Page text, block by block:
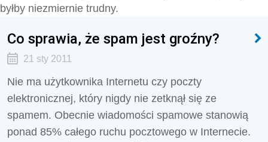
byłby niezmiernie trudny.
Co sprawia, że spam jest groźny?
21 sty 2011
Nie ma użytkownika Internetu czy poczty
elektronicznej, który nigdy nie zetknął się ze
spamem. Obecnie wiadomości spamowe stanowią
ponad 85% całego ruchu pocztowego w Internecie.